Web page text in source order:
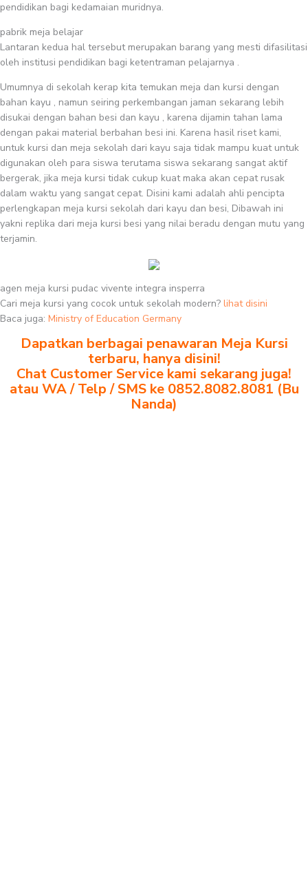
pendidikan bagi kedamaian muridnya.
pabrik meja belajar
Lantaran kedua hal tersebut merupakan barang yang mesti difasilitasi
oleh institusi pendidikan bagi ketentraman pelajarnya .
Umumnya di sekolah kerap kita temukan meja dan kursi dengan
bahan kayu , namun seiring perkembangan jaman sekarang lebih
disukai dengan bahan besi dan kayu , karena dijamin tahan lama
dengan pakai material berbahan besi ini. Karena hasil riset kami,
untuk kursi dan meja sekolah dari kayu saja tidak mampu kuat untuk
digunakan oleh para siswa terutama siswa sekarang sangat aktif
bergerak, jika meja kursi tidak cukup kuat maka akan cepat rusak
dalam waktu yang sangat cepat. Disini kami adalah ahli pencipta
perlengkapan meja kursi sekolah dari kayu dan besi, Dibawah ini
yakni replika dari meja kursi besi yang nilai beradu dengan mutu yang
terjamin.
agen meja kursi pudac vivente integra insperra
Cari meja kursi yang cocok untuk sekolah modern? lihat disini
Baca juga: Ministry of Education Germany
Dapatkan berbagai penawaran Meja Kursi
terbaru, hanya disini!
Chat Customer Service kami sekarang juga!
atau WA / Telp / SMS ke 0852.8082.8081 (Bu
Nanda)